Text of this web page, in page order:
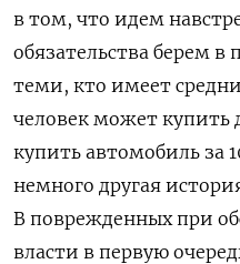
в том, что идем
обязательства берем в
теми, кто имеет
человек может купить
купить автомобиль за
немного другая
В поврежденных при
власти в первую